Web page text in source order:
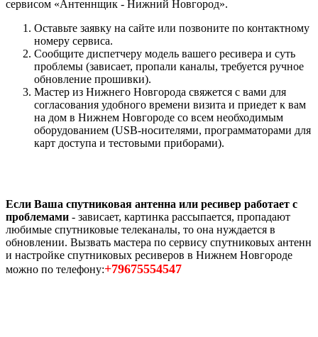
сервисом «Антеннщик - Нижний Новгород».
Оставьте заявку на сайте или позвоните по контактному
номеру сервиса.
Сообщите диспетчеру модель вашего ресивера и суть
проблемы (зависает, пропали каналы, требуется ручное
обновление прошивки).
Мастер из Нижнего Новгорода свяжется с вами для
согласования удобного времени визита и приедет к вам
на дом в Нижнем Новгороде со всем необходимым
оборудованием (USB-носителями, программаторами для
карт доступа и тестовыми приборами).
Если Ваша спутниковая антенна или ресивер работает с
проблемами - зависает, картинка рассыпается, пропадают
любимые спутниковые телеканалы, то она нуждается в
обновлении. Вызвать мастера по сервису спутниковых антенн
и настройке спутниковых ресиверов в Нижнем Новгороде
можно по телефону:+79675554547